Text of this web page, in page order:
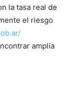
la tasa real de
el riesgo
amplia